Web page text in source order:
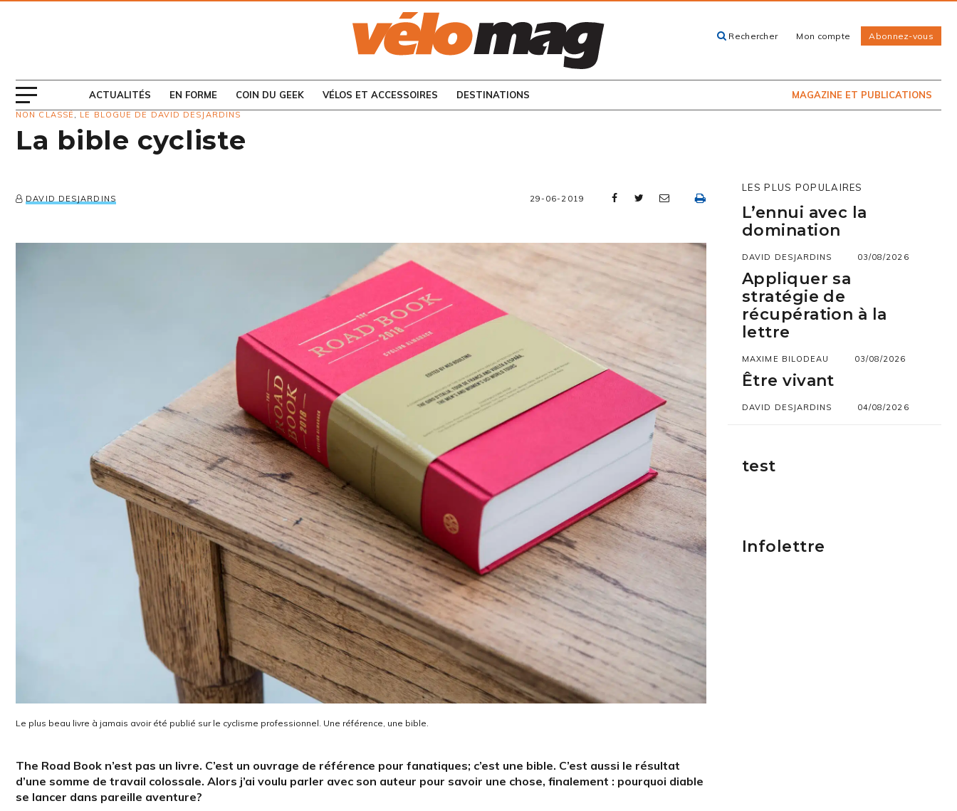
Rechercher Mon compte Abonnez-vous
ACTUALITÉS EN FORME COIN DU GEEK VÉLOS ET ACCESSOIRES DESTINATIONS MAGAZINE ET PUBLICATIONS
CONSULTEZ LES
EN KIOSQUE
NON CLASSÉ , LE BLOGUE DE DAVID DESJARDINS
La bible cycliste
DAVID DESJARDINS 29-06-2019
Le plus beau livre à jamais avoir été publié sur le cyclisme professionnel. Une référence, une bible.
The Road Book n’est pas un livre. C’est un ouvrage de référence pour fanatiques; c’est une bible. C’est aussi le résultat
d’une somme de travail colossale. Alors j’ai voulu parler avec son auteur pour savoir une chose, finalement : pourquoi diable
se lancer dans pareille aventure?
LES PLUS POPULAIRES
L’ennui avec la
domination
DAVID DESJARDINS 03/08/2026
Appliquer sa
stratégie de
récupération à la
lettre
MAXIME BILODEAU 03/08/2026
Être vivant
DAVID DESJARDINS 04/08/2026
test
Infolettre